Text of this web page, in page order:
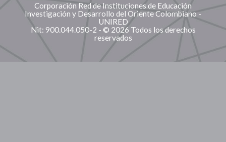
Corporación Red de Instituciones de Educación
Investigación y Desarrollo del Oriente Colombiano -
UNIRED
Nit: 900.044.050-2 - © 2026 Todos los derechos
reservados